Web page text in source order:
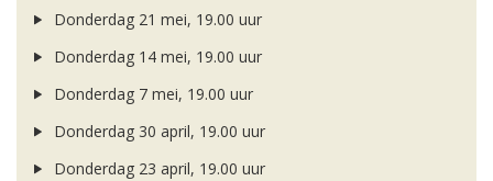
Donderdag 21 mei, 19.00 uur
Donderdag 14 mei, 19.00 uur
Donderdag 7 mei, 19.00 uur
Donderdag 30 april, 19.00 uur
Donderdag 23 april, 19.00 uur